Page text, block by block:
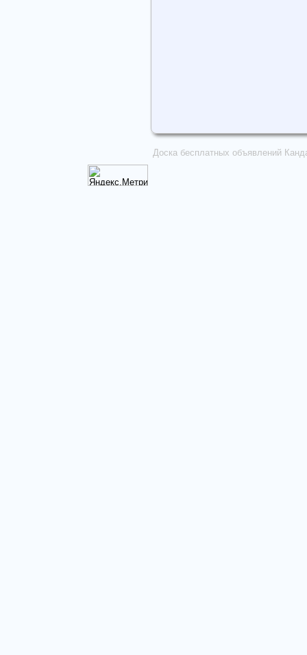
Доска бесплатных объявлений